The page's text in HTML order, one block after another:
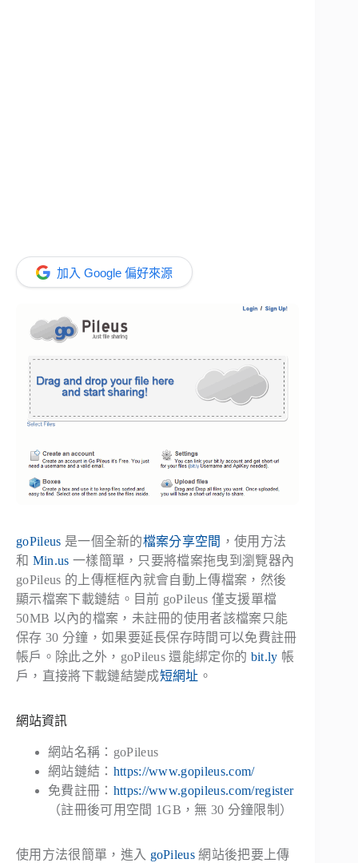
加入 Google 偏好來源
goPileus 是一個全新的檔案分享空間 ，使用方法
和 Min.us 一樣簡單，只要將檔案拖曳到瀏覽器內
goPileus 的上傳框框內就會自動上傳檔案，然後
顯示檔案下載鏈結。目前 goPileus 僅支援單檔
50MB 以內的檔案，未註冊的使用者該檔案只能
保存 30 分鐘，如果要延長保存時間可以免費註冊
帳戶。除此之外，goPileus 還能綁定你的 bit.ly 帳
戶，直接將下載鏈結變成短網址 。
網站資訊
網站名稱：goPileus
網站鏈結： https://www.gopileus.com/
免費註冊： https://www.gopileus.com/register
（註冊後可用空間 1GB，無 30 分鐘限制）
使用方法很簡單，進入 goPileus 網站後把要上傳